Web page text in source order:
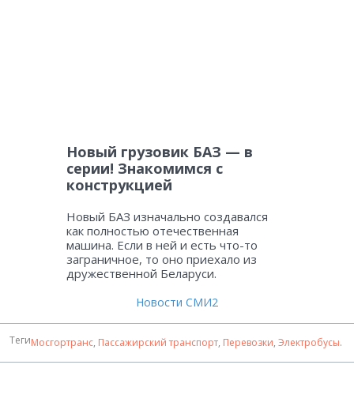
Новый грузовик БАЗ — в
серии! Знакомимся с
конструкцией
Новый БАЗ изначально создавался
как полностью отечественная
машина. Если в ней и есть что-то
заграничное, то оно приехало из
дружественной Беларуси.
Новости СМИ2
ТегиМосгортранс, Пассажирский транспорт, Перевозки, Электробусы.